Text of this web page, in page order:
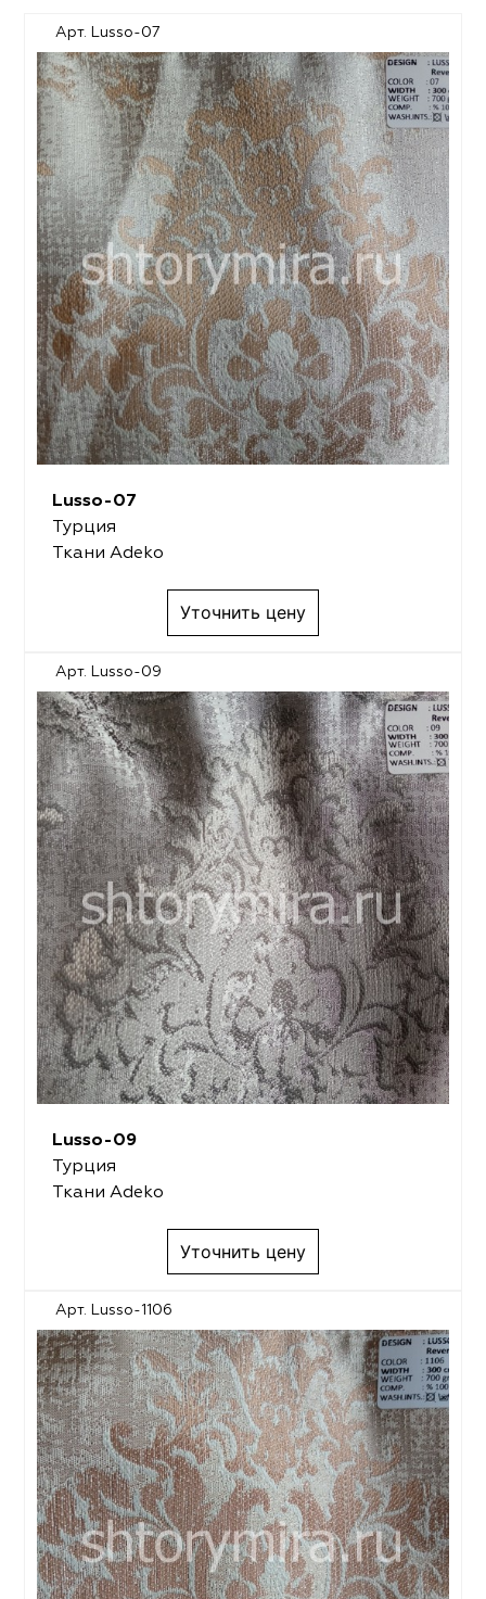
Арт. Lusso-07
Lusso-07
Турция
Ткани Adeko
Уточнить цену
Арт. Lusso-09
Lusso-09
Турция
Ткани Adeko
Уточнить цену
Арт. Lusso-1106